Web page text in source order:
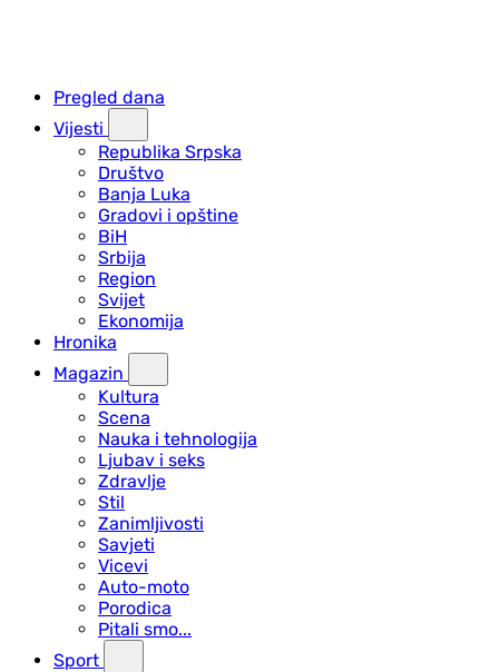
Pregled dana
Vijesti
Republika Srpska
Društvo
Banja Luka
Gradovi i opštine
BiH
Srbija
Region
Svijet
Ekonomija
Hronika
Magazin
Kultura
Scena
Nauka i tehnologija
Ljubav i seks
Zdravlje
Stil
Zanimljivosti
Savjeti
Vicevi
Auto-moto
Porodica
Pitali smo...
Sport